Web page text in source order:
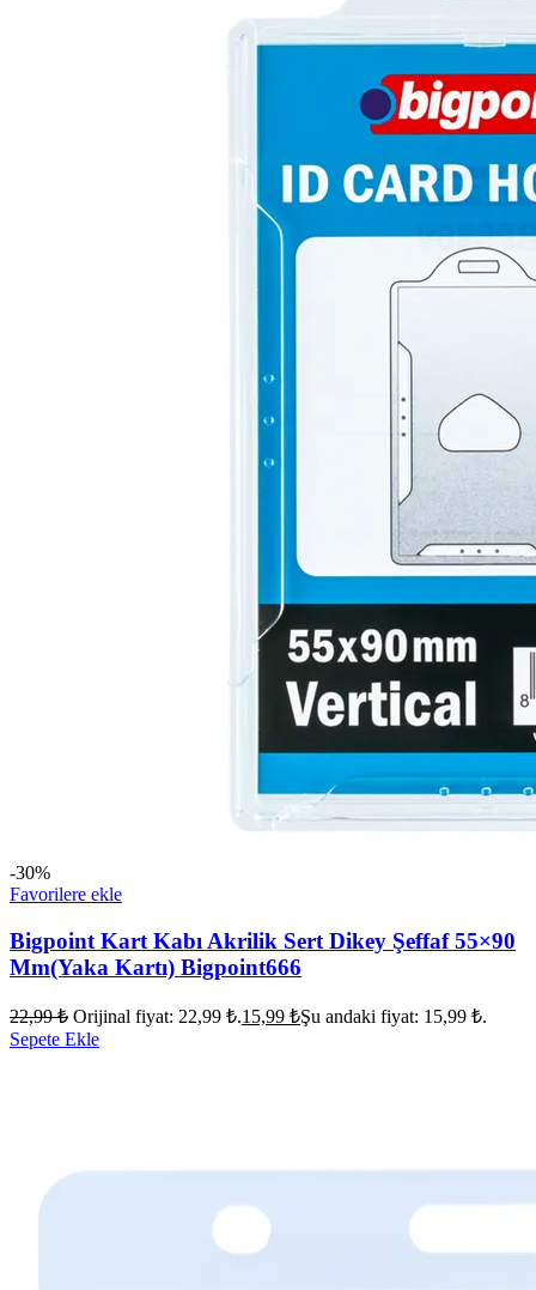
-30%
Favorilere ekle
Bigpoint Kart Kabı Akrilik Sert Dikey Şeffaf 55×90
Mm(Yaka Kartı) Bigpoint666
22,99₺ Orijinal fiyat: 22,99 ₺.15,99 ₺Şu andaki fiyat: 15,99 ₺.
Sepete Ekle